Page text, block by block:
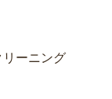
ーニング